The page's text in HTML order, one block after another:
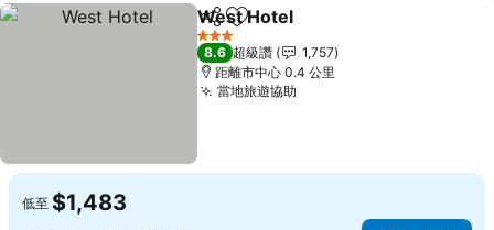
分享 加入我的最愛
West Hotel
3 星級
8.6 超級讚
1,757
距離市中心 0.4 公里
當地旅遊協助
低至 $1,483